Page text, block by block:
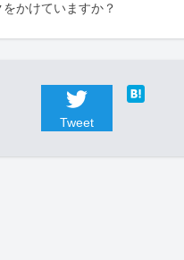
かけていますか？
Tweet